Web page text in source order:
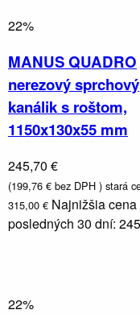
22%
MANUS QUADRO
nerezový sprchový
kanálik s roštom,
1150x130x55 mm
245,70 €
(199,76 € bez DPH ) stará
315,00 € Najnižšia cena
posledných 30 dní:
22%